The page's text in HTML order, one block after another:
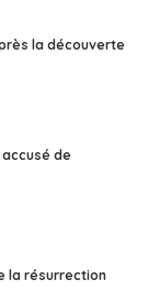
la découverte
de
la résurrection